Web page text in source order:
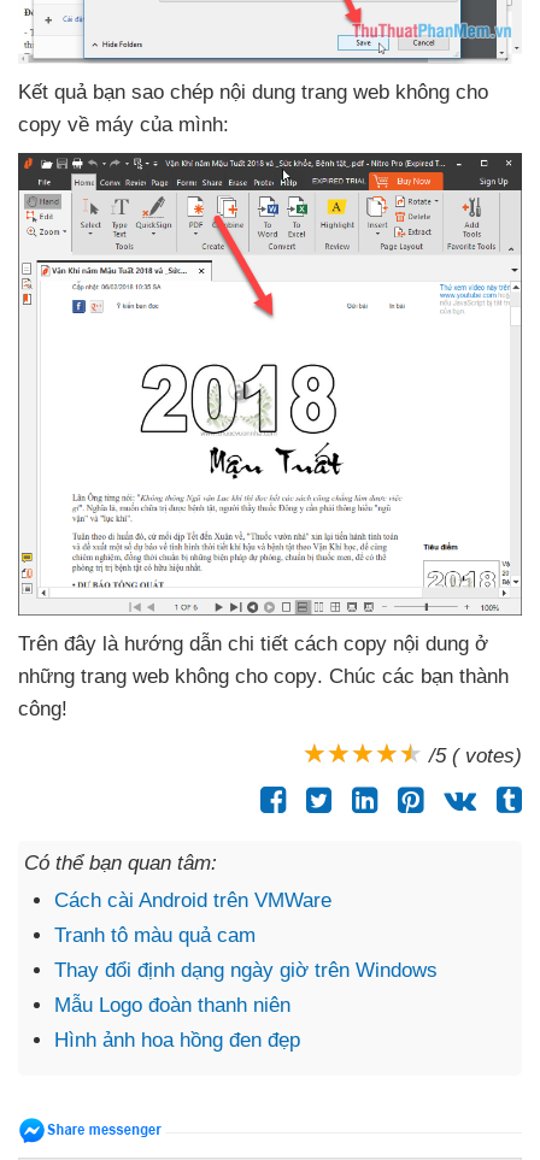
Kết quả bạn sao chép nội dung trang web không cho
copy về máy của mình:
Trên đây là hướng dẫn chi tiết cách copy nội dung ở
những trang web không cho copy. Chúc các bạn thành
công!
/5 ( votes)
Có thể bạn quan tâm:
Cách cài Android trên VMWare
Tranh tô màu quả cam
Thay đổi định dạng ngày giờ trên Windows
Mẫu Logo đoàn thanh niên
Hình ảnh hoa hồng đen đẹp